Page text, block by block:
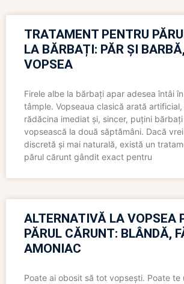
TRATAMENT PENTRU
LA BĂRBAȚI: PĂR ȘI
VOPSEA
Firele albe la bărbați apar adesea întâi
tâmple. Vopseaua clasică arată
rădăcina imediat și, sincer, puțini
vopsească la două săptămâni. Dacă
discretă și mai naturală, există un
părul cărunt gândit exact pentru
ALTERNATIVĂ LA VOPSEA
PĂRUL CĂRUNT: BLÂNDĂ,
AMONIAC
Poate ai obosit să tot vopsești. Poate te